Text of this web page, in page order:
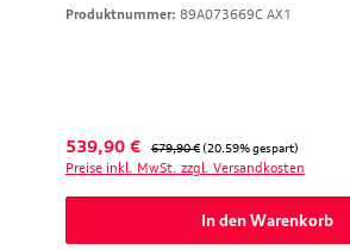
Produktnummer: 89A073669C AX1
Verkaufspreis:
539,90 € Regulärer Preis:
679,90 € (20.59% gespart)
Preise inkl. MwSt. zzgl. Versandkosten
In den Warenkorb